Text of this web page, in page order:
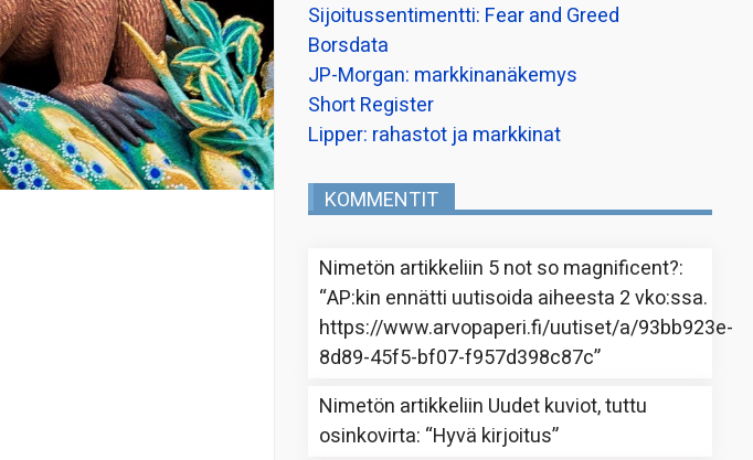
Sijoitussentimentti: Fear and Greed
Borsdata
JP-Morgan: markkinanäkemys
Short Register
Lipper: rahastot ja markkinat
KOMMENTIT
Nimetön artikkeliin 5 not so magnificent?:
“AP:kin ennätti uutisoida aiheesta 2 vko:ssa.
https://www.arvopaperi.fi/uutiset/a/93bb923e-
8d89-45f5-bf07-f957d398c87c”
Nimetön artikkeliin Uudet kuviot, tuttu
osinkovirta: “Hyvä kirjoitus”